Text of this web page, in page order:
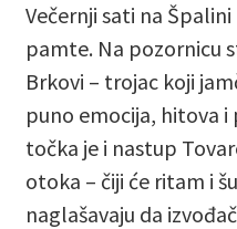
Večernji sati na
pamte. Na pozornicu
Brkovi – trojac koji
puno emocija, hitova
točka je i nastup
otoka – čiji će ritam i
naglašavaju da